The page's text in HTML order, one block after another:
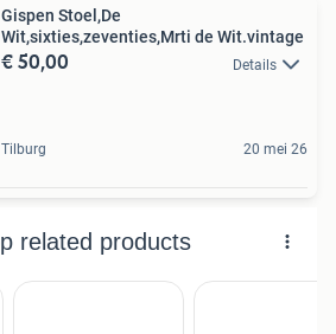
Gispen Stoel,De
Wit,sixties,zeventies,Mrti de Wit.vintage
€ 50,00 Details
Tilburg 20 mei 26